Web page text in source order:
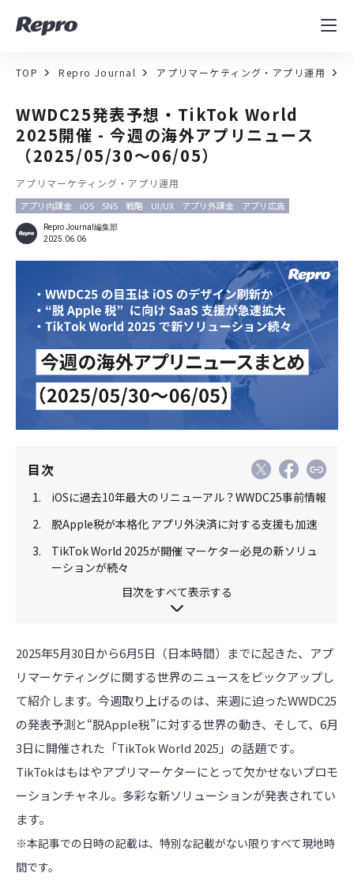
MAツール
コンサルティング
導入事例
セミナー／イベント
資料／コンテンツ
資料ダウンロード 料金・お問合せ
TOP Repro Journal アプリマーケティング・アプリ運用
WWDC25発表予想・TikTok World
2025開催 - 今週の海外アプリニュース
（2025/05/30～06/05）
アプリマーケティング・アプリ運用
アプリ内課金 iOS SNS 戦略 UI/UX アプリ外課金 アプリ広告
Repro Journal編集部
2025.06.06
目次
iOSに過去10年最大のリニューアル？WWDC25事前情報
脱Apple税が本格化 アプリ外決済に対する支援も加速
TikTok World 2025が開催 マーケター必見の新ソリュ
ーションが続々
目次をすべて表示する
2025年5月30日から6月5日（日本時間）までに起きた、アプ
リマーケティングに関する世界のニュースをピックアップし
て紹介します。今週取り上げるのは、来週に迫ったWWDC25
の発表予測と“脱Apple税”に対する世界の動き、そして、6月
3日に開催された「TikTok World 2025」の話題です。
TikTokはもはやアプリマーケターにとって欠かせないプロモ
ーションチャネル。多彩な新ソリューションが発表されてい
ます。
※本記事での日時の記載は、特別な記載がない限りすべて現地時
間です。